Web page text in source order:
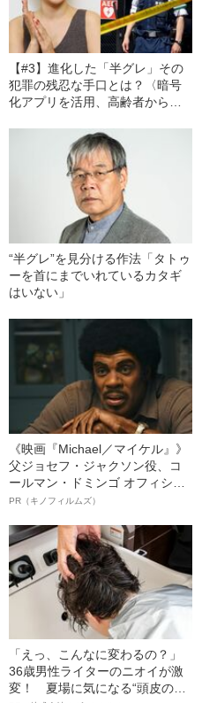
【#3】進化した「半グレ」その
犯罪の残忍な手口とは？〈暗号
化アプリを活用、高齢者からセ
“半グレ”を見分ける作法「タトゥ
ーを首にまでいれているカタギ
はいない」
《映画『Michael／マイケル』》
父ジョセフ・ジャクソン役、コ
ールマン・ドミンゴ オフィシャ
ルインタビュー“観客を魅了した
語る”《日本興収70億円突破》
PR（キノフィルムズ）
「えっ、こんなに変わるの？」
36歳男性ライターのニオイが激
変！ 夏場に気になる“頭皮のニ